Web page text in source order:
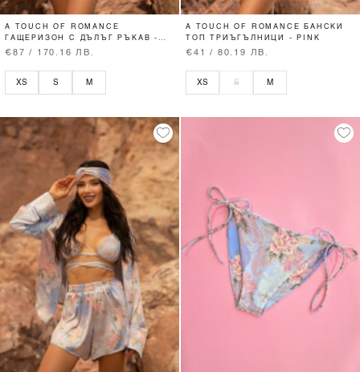
A TOUCH OF ROMANCE
ГАЩЕРИЗОН С ДЪЛЪГ РЪКАВ -
VISTA BLUE
€87 / 170.16 ЛВ.
XS S M
A TOUCH OF ROMANCE БАНСКИ
ТОП ТРИЪГЪЛНИЦИ - PINK
€41 / 80.19 ЛВ.
XS S M